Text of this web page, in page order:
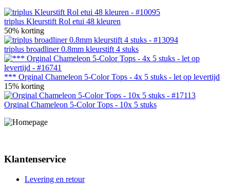
triplus Kleurstift Rol etui 48 kleuren
50% korting
triplus broadliner 0.8mm kleurstift 4 stuks
*** Orginal Chameleon 5-Color Tops - 4x 5 stuks - let op levertijd
15% korting
Orginal Chameleon 5-Color Tops - 10x 5 stuks
Klantenservice
Levering en retour